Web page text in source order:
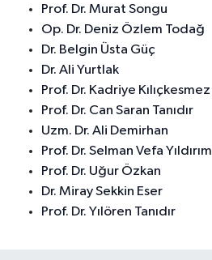
Prof. Dr. Murat Songu
Op. Dr. Deniz Özlem Todağ
Dr. Belgin Üsta Güç
Dr. Ali Yurtlak
Prof. Dr. Kadriye Kılıçkesmez
Prof. Dr. Can Saran Tanıdır
Uzm. Dr. Ali Demirhan
Prof. Dr. Selman Vefa Yıldırım
Prof. Dr. Uğur Özkan
Dr. Miray Sekkin Eser
Prof. Dr. Yılören Tanıdır